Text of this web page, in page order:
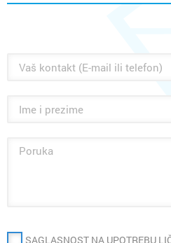
SAGLASNOST NA UPOTREBU